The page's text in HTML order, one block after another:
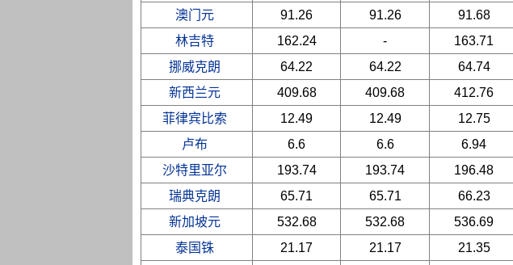
澳门元
91.26 91.26 91.68
林吉特
162.24 - 163.71
挪威克朗
64.22 64.22 64.74
新西兰元
409.68 409.68 412.76
菲律宾比索
12.49 12.49 12.75
卢布
6.6 6.6 6.94
沙特里亚尔
193.74 193.74 196.48
瑞典克朗
65.71 65.71 66.23
新加坡元
532.68 532.68 536.69
泰国铢
21.17 21.17 21.35